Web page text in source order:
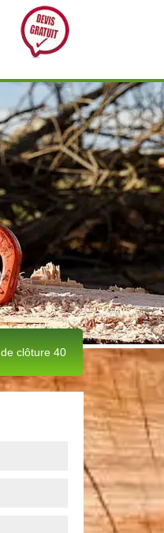
clôture 40